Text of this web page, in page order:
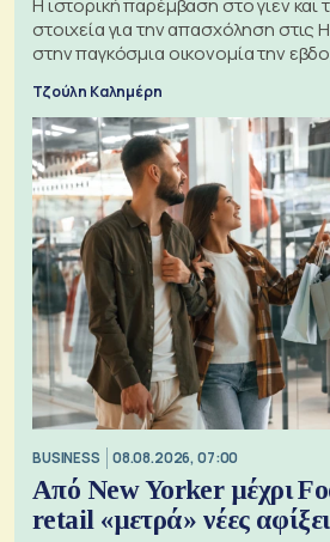
στοιχεία για την απασχόληση στις
στην παγκόσμια οικονομία την
Τζούλη Καλημέρη
BUSINESS 08.08.2026, 07:00
Από New Yorker μέχρι
retail «μετρά» νέες